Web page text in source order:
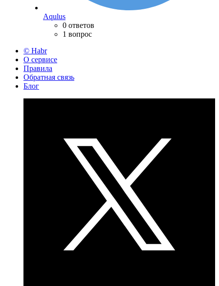
Aqulus
0 ответов
1 вопрос
© Habr
О сервисе
Правила
Обратная связь
Блог